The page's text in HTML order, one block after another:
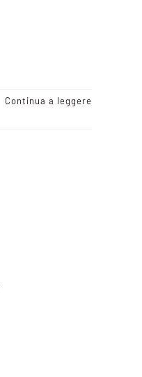
Continua a leggere